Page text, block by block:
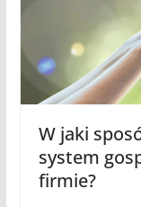
W jaki
system
firmie?